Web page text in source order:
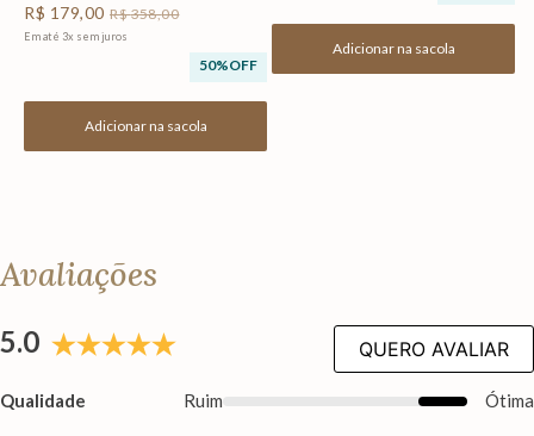
R$ 179,00 R$358,00
Em até 3x sem juros
50%OFF
Adicionar na sacola
Adicionar na sacola
Avaliações
5.0
Qualidade Ruim Ótima
QUERO AVALIAR